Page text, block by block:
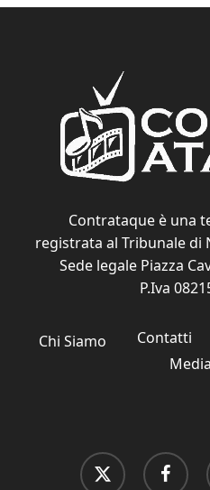
Contrataque è una
registrata al Tribunale di
Sede legale Piazza
P.Iva
Chi Siamo Contatti
x-
twitter
facebook